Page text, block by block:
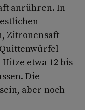
anrühren. In
Zitronensaft
etwa 12 bis
Die
aber noch